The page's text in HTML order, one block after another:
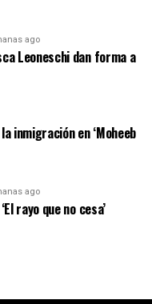
ago
Leoneschi dan forma a
inmigración en ‘Moheeb
ago
rayo que no cesa’